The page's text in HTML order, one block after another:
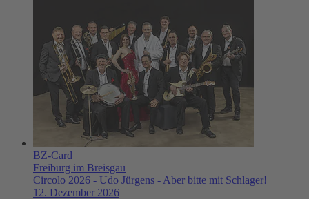
BZ-Card
Freiburg im Breisgau
Circolo 2026 - Udo Jürgens - Aber bitte mit Schlager!
12. Dezember 2026